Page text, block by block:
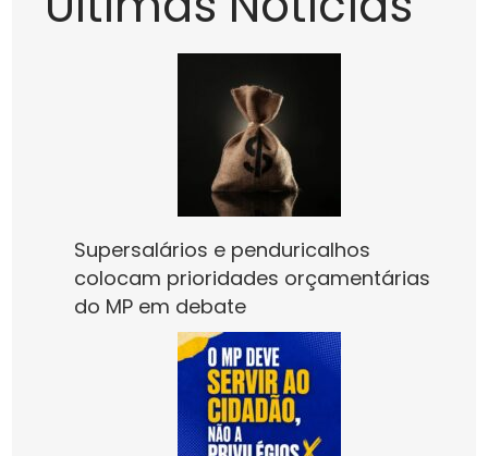
Supersalários e penduricalhos
colocam prioridades orçamentárias
do MP em debate